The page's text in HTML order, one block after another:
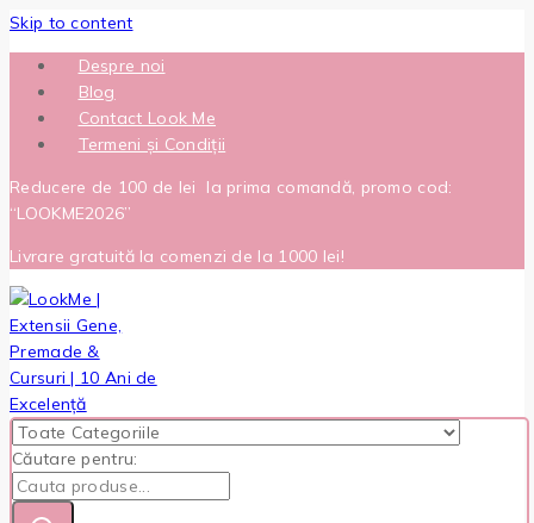
Skip to content
Despre noi
Blog
Contact Look Me
Termeni și Condiții
Reducere de 100 de lei la prima comandă, promo cod:
“LOOKME2026”
Livrare gratuită la comenzi de la 1000 lei!
Căutare pentru: